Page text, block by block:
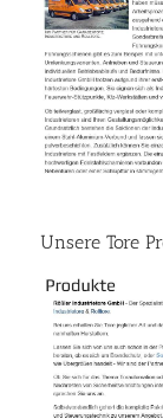
Unsere Tore